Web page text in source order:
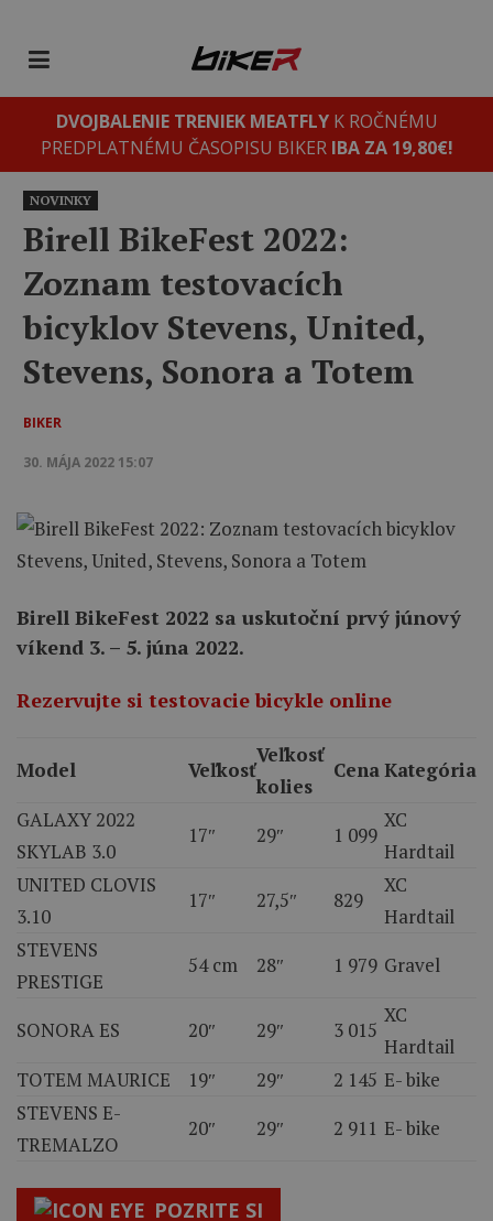
DVOJBALENIE TRENIEK MEATFLYK ROČNÉMU
PREDPLATNÉMU ČASOPISU BIKER IBA ZA 19,80€!
NOVINKY
Birell BikeFest 2022:
Zoznam testovacích
bicyklov Stevens, United,
Stevens, Sonora a Totem
BIKER
30. MÁJA 2022 15:07
Birell BikeFest 2022 sa uskutoční prvý júnový
víkend 3. – 5. júna 2022.
Rezervujte si testovacie bicykle online
Model Veľkosť
Veľkosť
kolies
CenaKategória
GALAXY 2022
SKYLAB 3.0
17″ 29″ 1 099
XC
Hardtail
UNITED CLOVIS
3.10
17″ 27,5″ 829
XC
Hardtail
STEVENS
PRESTIGE
54 cm 28″ 1 979 Gravel
SONORA ES 20″ 29″ 3 015
XC
Hardtail
TOTEM MAURICE
19″ 29″ 2 145 E- bike
STEVENS E-
TREMALZO
20″ 29″ 2 911 E- bike
POZRITE SI